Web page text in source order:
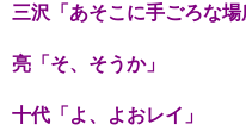
三沢「あそこに手ごろな場
亮「そ、そうか」
十代「よ、よおレイ」